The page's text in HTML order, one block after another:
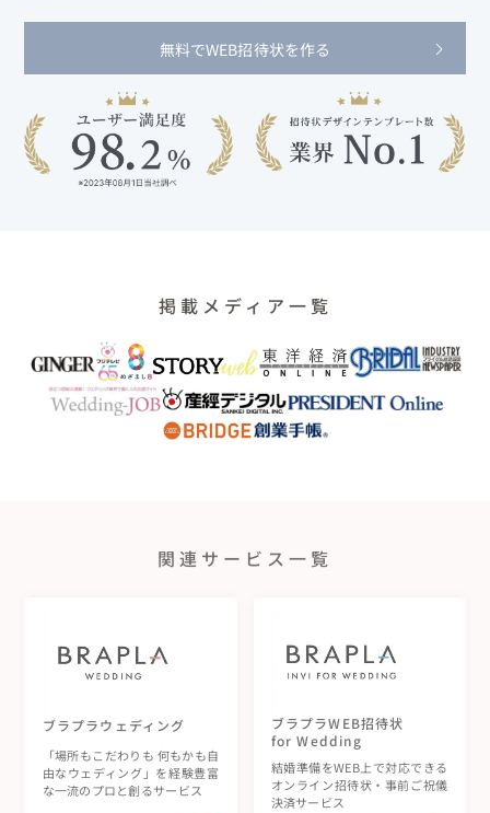
無料でWEB招待状を作る
掲載メディア一覧
関連サービス一覧
ブラプラウェディング
「場所もこだわりも 何もかも自
由なウェディング」を経験豊富
な一流のプロと創るサービス
ブラプラWEB招待状
for Wedding
結婚準備をWEB上で対応できる
オンライン招待状・事前ご祝儀
決済サービス